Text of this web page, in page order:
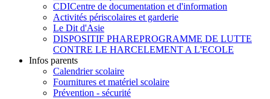
CDICentre de documentation et d'information
Activités périscolaires et garderie
Le Dit d'Asie
DISPOSITIF PHAREPROGRAMME DE LUTTE
CONTRE LE HARCELEMENT A L'ECOLE
Infos parents
Calendrier scolaire
Fournitures et matériel scolaire
Prévention - sécurité